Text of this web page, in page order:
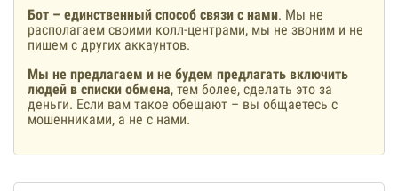
Бот – единственный способ связи с нами. Мы не
располагаем своими колл-центрами, мы не звоним и не
пишем с других аккаунтов.
Мы не предлагаем и не будем предлагать включить
людей в списки обмена, тем более, сделать это за
деньги. Если вам такое обещают – вы общаетесь с
мошенниками, а не с нами.